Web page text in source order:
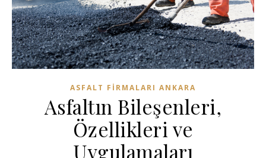
ASFALT FIRMALARI ANKARA
Asfaltın Bileşenleri,
Özellikleri ve
Uygulamaları